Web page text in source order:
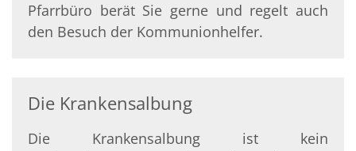
Pfarrbüro berät Sie gerne und regelt auch
den Besuch der Kommunionhelfer.
Die Krankensalbung
Die Krankensalbung ist kein